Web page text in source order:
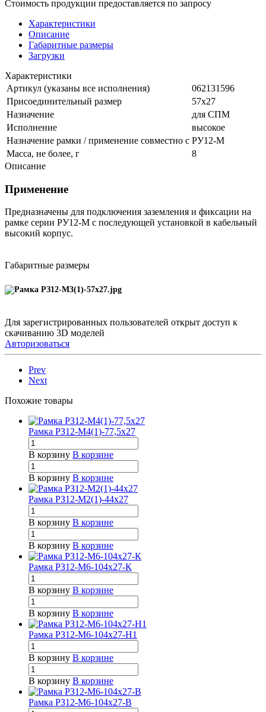
Стоимость продукции предоставляется по запросу
Характеристики
Описание
Габаритные размеры
Загрузки
Характеристики
Артикул (указаны все исполнения)
062131596
Присоединительный размер
57х27
Назначение
для СПМ
Исполнение
высокое
Назначение рамки / применение совместно с РУ12-М
Масса, не более, г
8
Описание
Применение
Предназначены для подключения заземления и фиксации на
рамке серии РУ12-М с последующей установкой в кабельный
высокий корпус.
Габаритные размеры
Для зарегистрированных пользователей открыт доступ к
скачиванию 3D моделей
Авторизоваться
Prev
Next
Похожие товары
Рамка РЗ12-М4(1)-77,5х27
В корзину В корзине
В корзину В корзине
Рамка РЗ12-М2(1)-44х27
В корзину В корзине
В корзину В корзине
Рамка РЗ12-М6-104х27-К
В корзину В корзине
В корзину В корзине
Рамка РЗ12-М6-104х27-Н1
В корзину В корзине
В корзину В корзине
Рамка РЗ12-М6-104х27-В